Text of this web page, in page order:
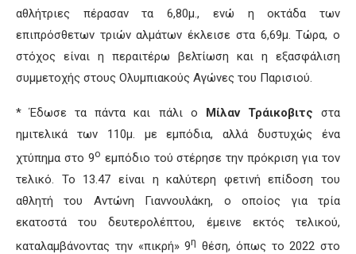
αθλήτριες πέρασαν τα 6,80μ., ενώ η οκτάδα των
επιπρόσθετων τριών αλμάτων έκλεισε στα 6,69μ. Τώρα, ο
στόχος είναι η περαιτέρω βελτίωση και η εξασφάλιση
συμμετοχής στους Ολυμπιακούς Αγώνες του Παρισιού.
* Έδωσε τα πάντα και πάλι ο Μίλαν Τράικοβιτς στα
ημιτελικά των 110μ. με εμπόδια, αλλά δυστυχώς ένα
χτύπημα στο 9ο εμπόδιο τού στέρησε την πρόκριση για τον
τελικό. Το 13.47 είναι η καλύτερη φετινή επίδοση του
αθλητή του Αντώνη Γιαννουλάκη, ο οποίος για τρία
εκατοστά του δευτερολέπτου, έμεινε εκτός τελικού,
καταλαμβάνοντας την «πικρή» 9η θέση, όπως το 2022 στο